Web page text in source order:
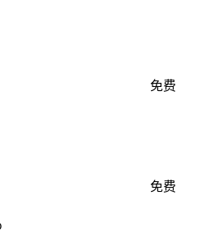
免费
免费